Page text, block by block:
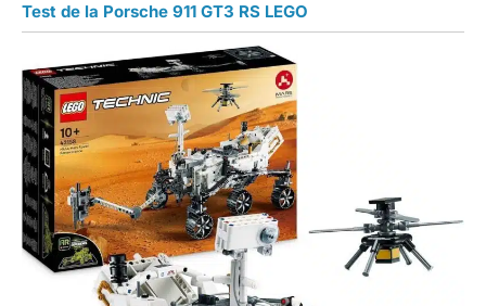
Test de la Porsche 911 GT3 RS LEGO